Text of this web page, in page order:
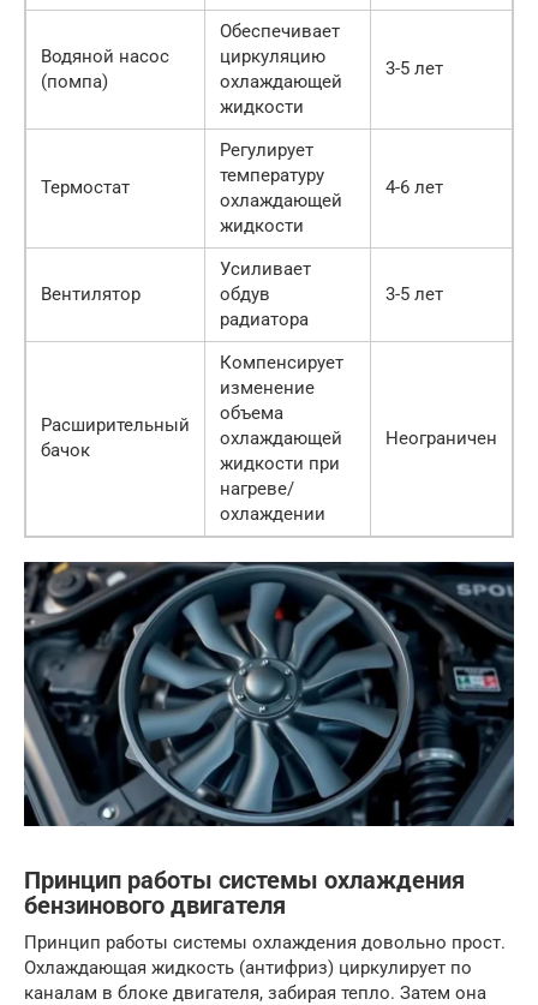
Водяной насос
(помпа)
Обеспечивает
циркуляцию
охлаждающей
жидкости
3-5 лет
Термостат
Регулирует
температуру
охлаждающей
жидкости
4-6 лет
Вентилятор
Усиливает
обдув
радиатора
3-5 лет
Расширительный
бачок
Компенсирует
изменение
объема
охлаждающей
жидкости при
нагреве/
охлаждении
Неограничен
Принцип работы системы охлаждения
бензинового двигателя
Принцип работы системы охлаждения довольно прост.
Охлаждающая жидкость (антифриз) циркулирует по
каналам в блоке двигателя, забирая тепло. Затем она